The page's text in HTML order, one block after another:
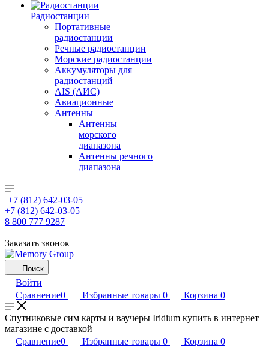
Радиостанции
Портативные
радиостанции
Речные радиостанции
Морские радиостанции
Аккумуляторы для
радиостанций
AIS (АИС)
Авиационные
Антенны
Антенны
морского
диапазона
Антенны речного
диапазона
+7 (812) 642-03-05
+7 (812) 642-03-05
8 800 777 9287
Заказать звонок
Поиск
Войти
Сравнение0 Избранные товары 0 Корзина 0
Спутниковые сим карты и ваучеры Iridium купить в интернет
магазине с доставкой
Сравнение0 Избранные товары 0 Корзина 0